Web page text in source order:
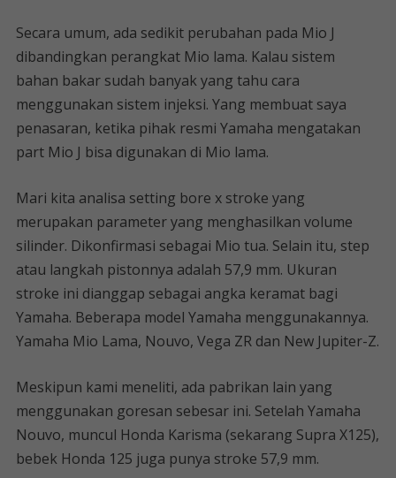
Secara umum, ada sedikit perubahan pada Mio J
dibandingkan perangkat Mio lama. Kalau sistem
bahan bakar sudah banyak yang tahu cara
menggunakan sistem injeksi. Yang membuat saya
penasaran, ketika pihak resmi Yamaha mengatakan
part Mio J bisa digunakan di Mio lama.
Mari kita analisa setting bore x stroke yang
merupakan parameter yang menghasilkan volume
silinder. Dikonfirmasi sebagai Mio tua. Selain itu, step
atau langkah pistonnya adalah 57,9 mm. Ukuran
stroke ini dianggap sebagai angka keramat bagi
Yamaha. Beberapa model Yamaha menggunakannya.
Yamaha Mio Lama, Nouvo, Vega ZR dan New Jupiter-Z.
Meskipun kami meneliti, ada pabrikan lain yang
menggunakan goresan sebesar ini. Setelah Yamaha
Nouvo, muncul Honda Karisma (sekarang Supra X125),
bebek Honda 125 juga punya stroke 57,9 mm.